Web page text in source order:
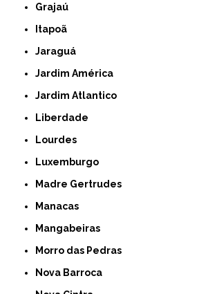
Grajaú
Itapoã
Jaraguá
Jardim América
Jardim Atlantico
Liberdade
Lourdes
Luxemburgo
Madre Gertrudes
Manacas
Mangabeiras
Morro das Pedras
Nova Barroca